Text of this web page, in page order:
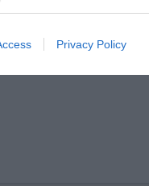
Privacy Policy